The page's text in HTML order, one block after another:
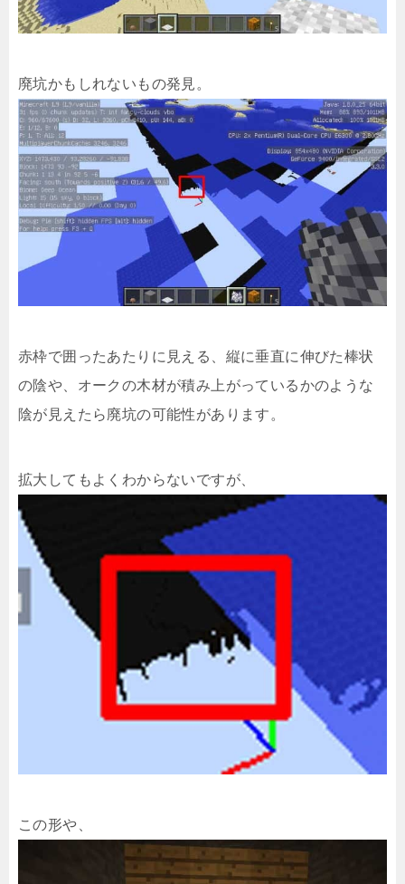
廃坑かもしれないもの発見。
赤枠で囲ったあたりに見える、縦に垂直に伸びた棒状
の陰や、オークの木材が積み上がっているかのような
陰が見えたら廃坑の可能性があります。
拡大してもよくわからないですが、
この形や、